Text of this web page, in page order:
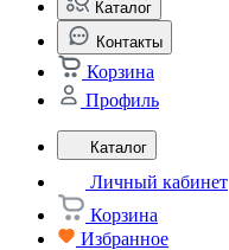
Каталог
Контакты
Корзина
Профиль
Каталог
Личный кабинет
Корзина
Избранное